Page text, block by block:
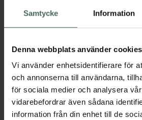
Samtycke Information
Denna webbplats använder cookies
Vi använder enhetsidentifierare för
och annonserna till användarna,
för sociala medier och analysera
vidarebefordrar även sådana
information från din enhet till de
lykopen
• Med zink och selen
reproduktion
• Zink bidrar till att bibehålla
testosteronnivåer i blodet
• Zink och selen bidrar till
normala funktion
• Selen bidrar till att skydda